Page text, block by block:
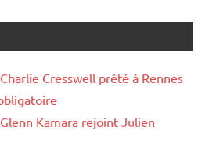
Cresswell prêté à Rennes
Kamara rejoint Julien